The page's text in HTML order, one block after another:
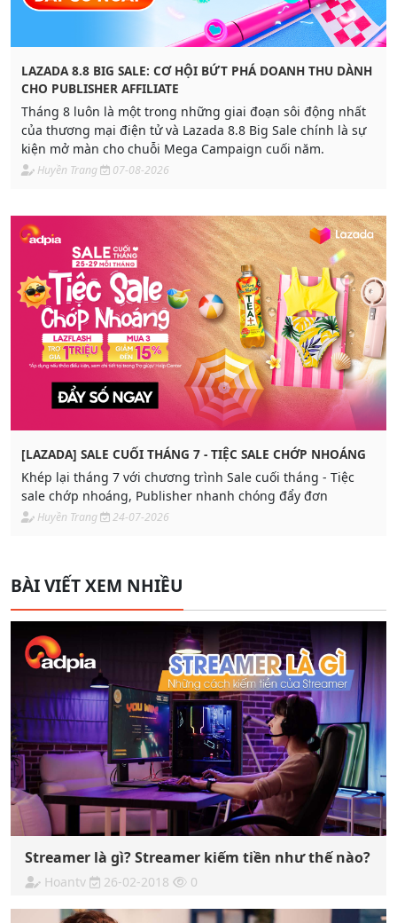
LAZADA 8.8 BIG SALE: CƠ HỘI BỨT PHÁ DOANH THU DÀNH
CHO PUBLISHER AFFILIATE
Tháng 8 luôn là một trong những giai đoạn sôi động nhất
của thương mại điện tử và Lazada 8.8 Big Sale chính là sự
kiện mở màn cho chuỗi Mega Campaign cuối năm.
Huyền Trang 07-08-2026
[LAZADA] SALE CUỐI THÁNG 7 - TIỆC SALE CHỚP NHOÁNG
Khép lại tháng 7 với chương trình Sale cuối tháng - Tiệc
sale chớp nhoáng, Publisher nhanh chóng đẩy đơn
Huyền Trang 24-07-2026
BÀI VIẾT XEM NHIỀU
Streamer là gì? Streamer kiếm tiền như thế nào?
Hoantv 26-02-2018 0